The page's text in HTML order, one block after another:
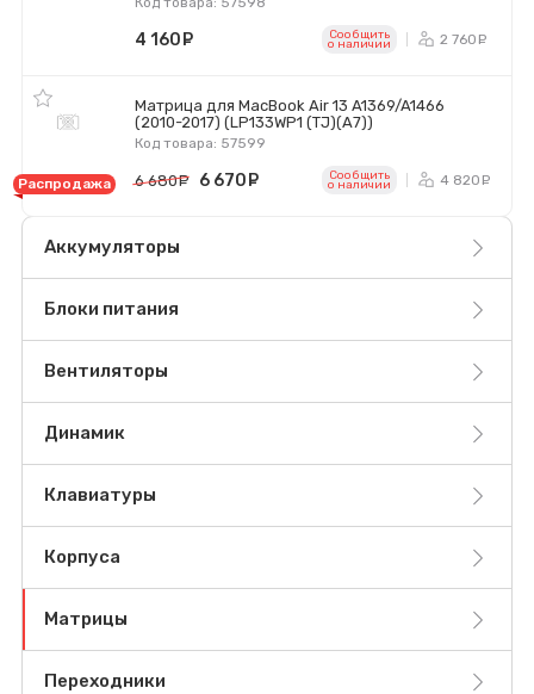
4 160 Сообщить
o наличии 2 760
Матрица для MacBook Air 13 A1369/A1466
(2010-2017) (LP133WP1 (TJ)(A7))
Код товара: 57599
Распродажа 6 680 руб.
6 670 руб.Сообщить
o наличии 4 820
Аккумуляторы
Блоки питания
Вентиляторы
Динамик
Клавиатуры
Корпуса
Матрицы
Переходники